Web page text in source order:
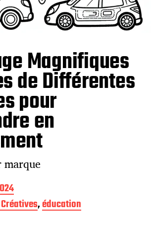
Magnifiques
de Différentes
pour
en
,éducation